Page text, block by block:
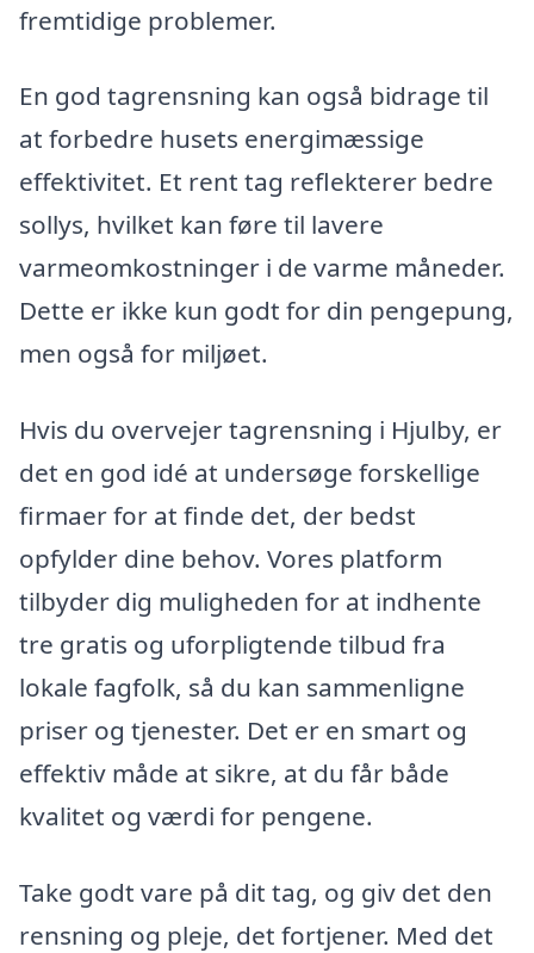
fremtidige problemer.
En god tagrensning kan også bidrage til
at forbedre husets energimæssige
effektivitet. Et rent tag reflekterer bedre
sollys, hvilket kan føre til lavere
varmeomkostninger i de varme måneder.
Dette er ikke kun godt for din pengepung,
men også for miljøet.
Hvis du overvejer tagrensning i Hjulby, er
det en god idé at undersøge forskellige
firmaer for at finde det, der bedst
opfylder dine behov. Vores platform
tilbyder dig muligheden for at indhente
tre gratis og uforpligtende tilbud fra
lokale fagfolk, så du kan sammenligne
priser og tjenester. Det er en smart og
effektiv måde at sikre, at du får både
kvalitet og værdi for pengene.
Take godt vare på dit tag, og giv det den
rensning og pleje, det fortjener. Med det